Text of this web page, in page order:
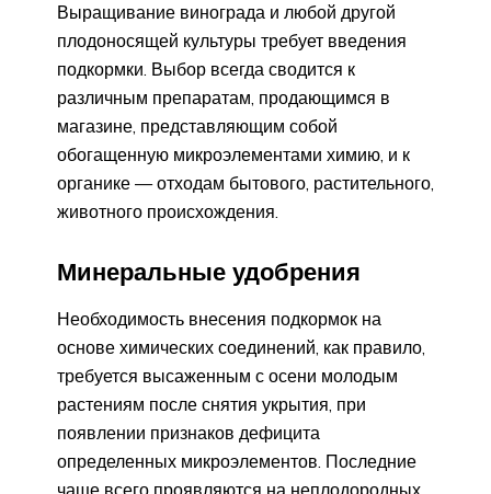
Выращивание винограда и любой другой
плодоносящей культуры требует введения
подкормки. Выбор всегда сводится к
различным препаратам, продающимся в
магазине, представляющим собой
обогащенную микроэлементами химию, и к
органике — отходам бытового, растительного,
животного происхождения.
Минеральные удобрения
Необходимость внесения подкормок на
основе химических соединений, как правило,
требуется высаженным с осени молодым
растениям после снятия укрытия, при
появлении признаков дефицита
определенных микроэлементов. Последние
чаще всего проявляются на неплодородных